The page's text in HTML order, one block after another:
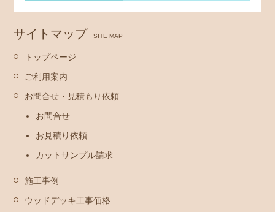
サイトマップ SITE MAP
トップページ
ご利用案内
お問合せ・見積もり依頼
お問合せ
お見積り依頼
カットサンプル請求
施工事例
ウッドデッキ工事価格